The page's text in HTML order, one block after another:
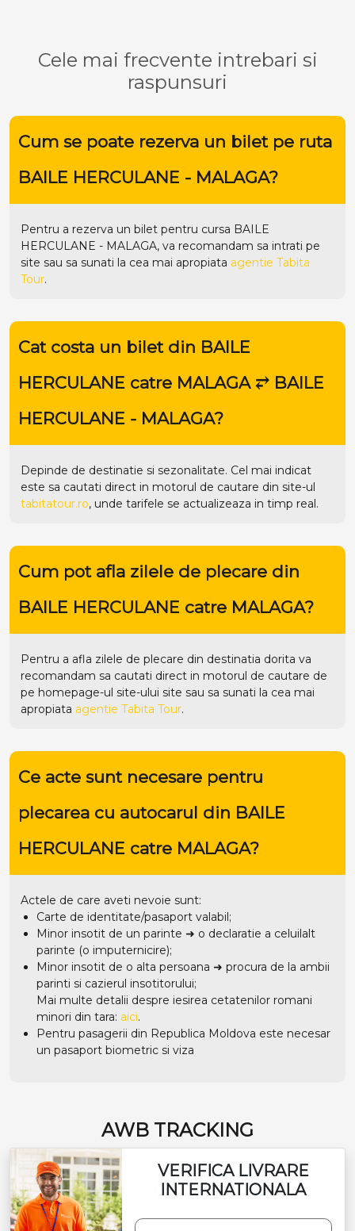
Cele mai frecvente intrebari si
raspunsuri
Cum se poate rezerva un bilet pe ruta
BAILE HERCULANE - MALAGA?
Pentru a rezerva un bilet pentru cursa BAILE
HERCULANE - MALAGA, va recomandam sa intrati pe
site sau sa sunati la cea mai apropiata agentie Tabita
Tour.
Cat costa un bilet din BAILE
HERCULANE catre MALAGA ⥂ BAILE
HERCULANE - MALAGA?
Depinde de destinatie si sezonalitate. Cel mai indicat
este sa cautati direct in motorul de cautare din site-ul
tabitatour.ro, unde tarifele se actualizeaza in timp real.
Cum pot afla zilele de plecare din
BAILE HERCULANE catre MALAGA?
Pentru a afla zilele de plecare din destinatia dorita va
recomandam sa cautati direct in motorul de cautare de
pe homepage-ul site-ului site sau sa sunati la cea mai
apropiata agentie Tabita Tour.
Ce acte sunt necesare pentru
plecarea cu autocarul din BAILE
HERCULANE catre MALAGA?
Actele de care aveti nevoie sunt:
Carte de identitate/pasaport valabil;
Minor insotit de un parinte ➜ o declaratie a celuilalt
parinte (o imputernicire);
Minor insotit de o alta persoana ➜ procura de la ambii
parinti si cazierul insotitorului;
Mai multe detalii despre iesirea cetatenilor romani
minori din tara: aici.
Pentru pasagerii din Republica Moldova este necesar
un pasaport biometric si viza
AWB TRACKING
VERIFICA LIVRARE
INTERNATIONALA